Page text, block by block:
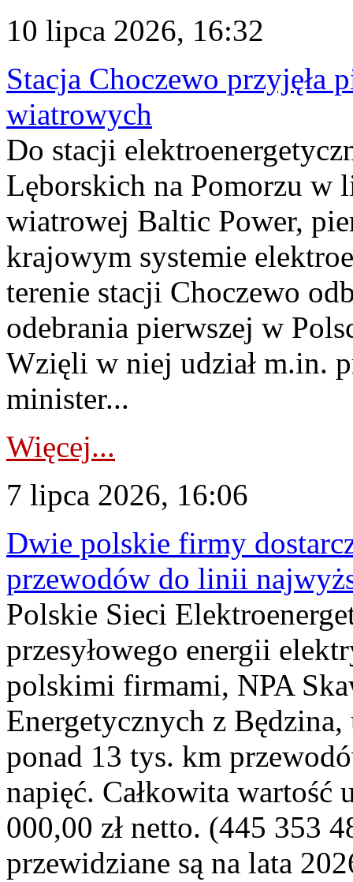
10 lipca 2026, 16:32
Stacja Choczewo przyjęła
wiatrowych
Do stacji
Lęborskich na Pomorzu w
wiatrowej Baltic Power,
krajowym systemie
terenie stacji Choczewo
odebrania pierwszej w
Wzięli w niej udział m.in.
minister...
Więcej...
7 lipca 2026, 16:06
Dwie polskie firmy
przewodów do linii
Polskie Sieci
przesyłowego energii
polskimi firmami, NPA
Energetycznych z
ponad 13 tys. km
napięć. Całkowita
000,00 zł netto. (445 353
przewidziane są na lata